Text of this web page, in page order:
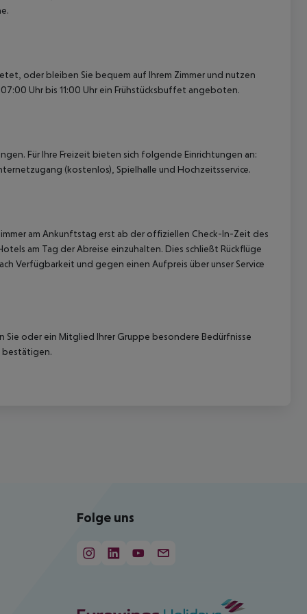
oder bleiben Sie bequem auf Ihrem Zimmer und nutzen
Uhr bis 11:00 Uhr ein Frühstücksbuffet angeboten.
Für Ihre Freizeit bieten sich folgende Einrichtungen an:
(kostenlos), Spielhalle und Hochzeitsservice.
am Ankunftstag erst ab der offiziellen Check-In-Zeit des
am Tag der Abreise einzuhalten. Dies schließt Rückflüge
Verfügbarkeit und gegen einen Aufpreis über unser Service
oder ein Mitglied Ihrer Gruppe besondere Bedürfnisse
bestätigen.
Folge uns